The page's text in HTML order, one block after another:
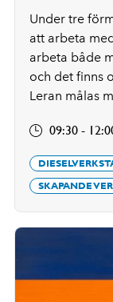
Under tre
att arbeta
arbeta både
och det finns
Leran målas
09:30 -
SKAPANDE